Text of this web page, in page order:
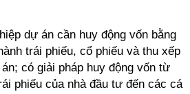
dự án cần huy động vốn bằng
trái phiếu, cổ phiếu và thu xếp
có giải pháp huy động vốn từ
phiếu của nhà đầu tư đến các cá